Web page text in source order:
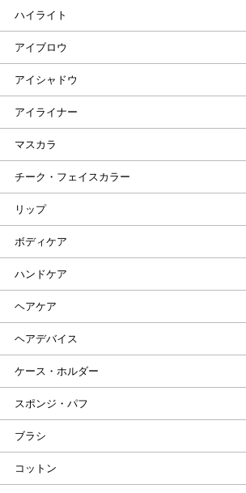
ハイライト
アイブロウ
アイシャドウ
アイライナー
マスカラ
チーク・フェイスカラー
リップ
ボディケア
ハンドケア
ヘアケア
ヘアデバイス
ケース・ホルダー
スポンジ・パフ
ブラシ
コットン